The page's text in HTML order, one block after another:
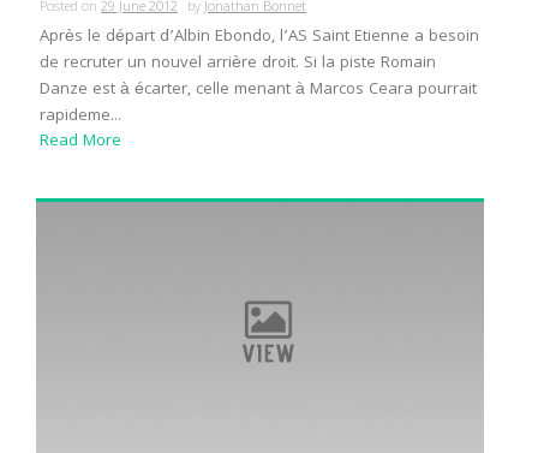
Posted on 29 June 2012 byJonathan Bonnet
Après le départ d’Albin Ebondo, l’AS Saint Etienne a besoin
de recruter un nouvel arrière droit. Si la piste Romain
Danze est à écarter, celle menant à Marcos Ceara pourrait
rapideme...
Read More